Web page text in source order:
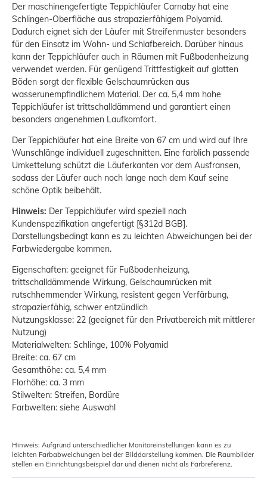
Der maschinengefertigte Teppichläufer Carnaby hat eine
Schlingen-Oberfläche aus strapazierfähigem Polyamid.
Dadurch eignet sich der Läufer mit Streifenmuster besonders
für den Einsatz im Wohn- und Schlafbereich. Darüber hinaus
kann der Teppichläufer auch in Räumen mit Fußbodenheizung
verwendet werden. Für genügend Trittfestigkeit auf glatten
Böden sorgt der flexible Gelschaumrücken aus
wasserunempfindlichem Material. Der ca. 5,4 mm hohe
Teppichläufer ist trittschalldämmend und garantiert einen
besonders angenehmen Laufkomfort.
Der Teppichläufer hat eine Breite von 67 cm und wird auf Ihre
Wunschlänge individuell zugeschnitten. Eine farblich passende
Umkettelung schützt die Läuferkanten vor dem Ausfransen,
sodass der Läufer auch noch lange nach dem Kauf seine
schöne Optik beibehält.
Hinweis: Der Teppichläufer wird speziell nach
Kundenspezifikation angefertigt [§312d BGB].
Darstellungsbedingt kann es zu leichten Abweichungen bei der
Farbwiedergabe kommen.
Eigenschaften: geeignet für Fußbodenheizung,
trittschalldämmende Wirkung, Gelschaumrücken mit
rutschhemmender Wirkung, resistent gegen Verfärbung,
strapazierfähig, schwer entzündlich
Nutzungsklasse: 22 (geeignet für den Privatbereich mit mittlerer
Nutzung)
Materialwelten: Schlinge, 100% Polyamid
Breite: ca. 67 cm
Gesamthöhe: ca. 5,4 mm
Florhöhe: ca. 3 mm
Stilwelten: Streifen, Bordüre
Farbwelten: siehe Auswahl
Hinweis: Aufgrund unterschiedlicher Monitoreinstellungen kann es zu
leichten Farbabweichungen bei der Bilddarstellung kommen. Die Raumbilder
stellen ein Einrichtungsbeispiel dar und dienen nicht als Farbreferenz.